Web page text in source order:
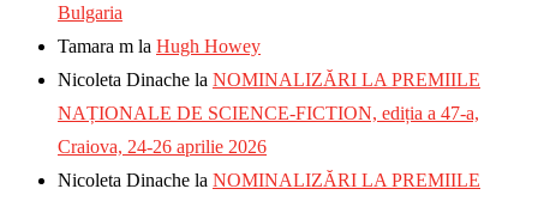
Bulgaria
Tamara m la Hugh Howey
Nicoleta Dinache la NOMINALIZĂRI LA PREMIILE
NAȚIONALE DE SCIENCE-FICTION, ediția a 47-a,
Craiova, 24-26 aprilie 2026
Nicoleta Dinache la NOMINALIZĂRI LA PREMIILE